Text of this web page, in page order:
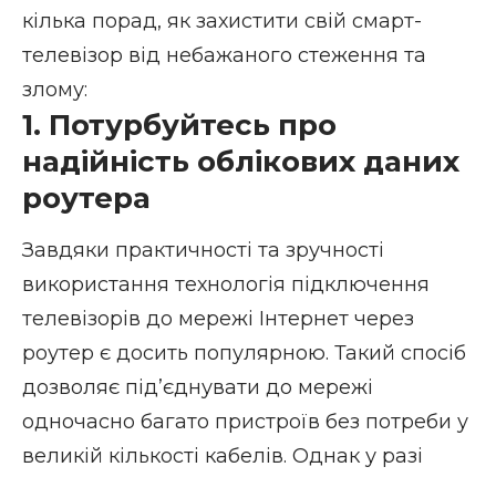
кілька порад, як захистити свій смарт-
телевізор від небажаного стеження та
злому:
1. Потурбуйтесь про
надійність облікових даних
роутера
Завдяки практичності та зручності
використання технологія підключення
телевізорів до мережі Інтернет через
роутер є досить популярною. Такий спосіб
дозволяє під’єднувати до мережі
одночасно багато пристроїв без потреби у
великій кількості кабелів. Однак у разі